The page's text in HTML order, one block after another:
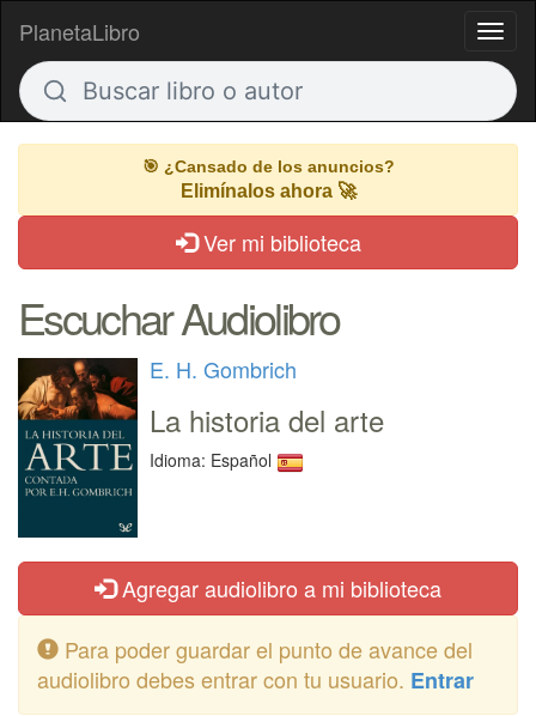
PlanetaLibro
Buscar
libro
o
autor
🎯 ¿Cansado de los anuncios?
Elimínalos ahora 🚀
Ver mi biblioteca
Escuchar Audiolibro
E. H. Gombrich
La historia del arte
Idioma: Español
Agregar audiolibro a mi biblioteca
Para poder guardar el punto de avance del
audiolibro debes entrar con tu usuario. Entrar